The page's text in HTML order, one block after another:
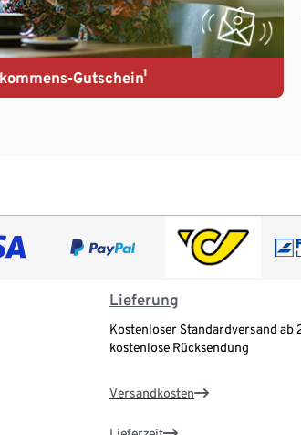
Gutschein¹
Lieferung
Kostenloser Standardversand ab
kostenlose Rücksendung
Versandkosten